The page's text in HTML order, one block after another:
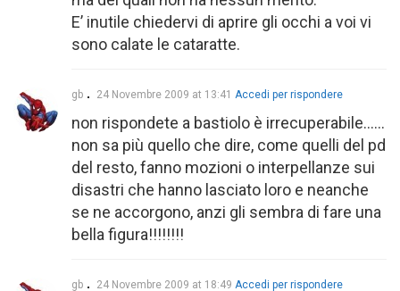
E’ inutile chiedervi di aprire gli occhi a voi vi
sono calate le cataratte.
gb 24 Novembre 2009 at 13:41 Accedi per rispondere
non rispondete a bastiolo è irrecuperabile……
non sa più quello che dire, come quelli del pd
del resto, fanno mozioni o interpellanze sui
disastri che hanno lasciato loro e neanche
se ne accorgono, anzi gli sembra di fare una
bella figura!!!!!!!!
gb 24 Novembre 2009 at 18:49 Accedi per rispondere